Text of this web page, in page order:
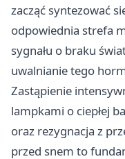
zacząć syntezować
odpowiednia strefa
sygnału o braku
uwalnianie tego
Zastąpienie
lampkami o ciepłej
oraz rezygnacja z
przed snem to